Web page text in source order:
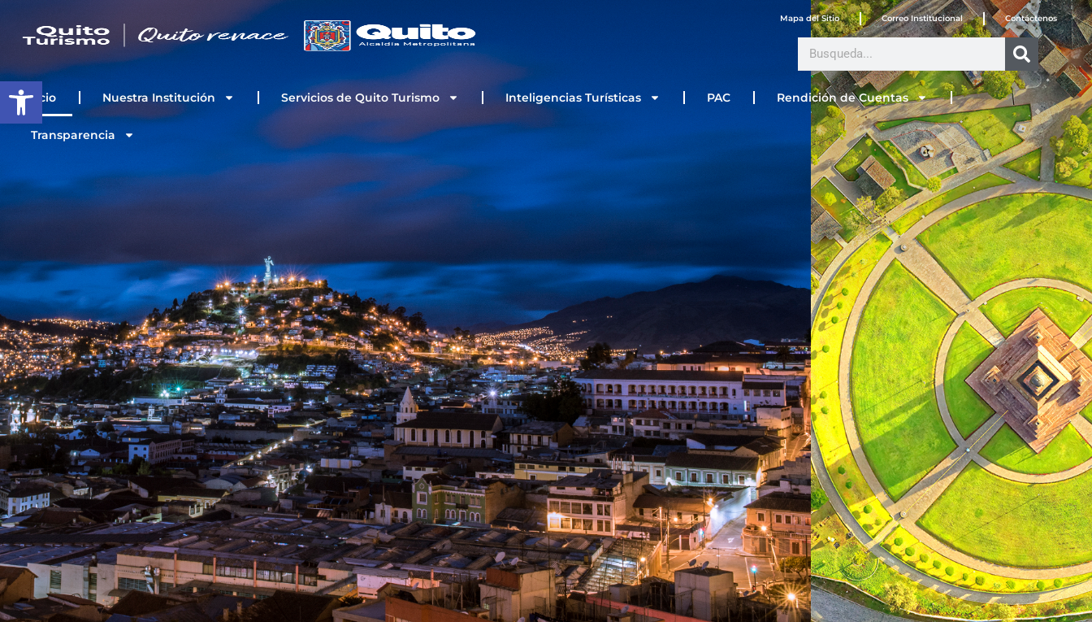
Open toolbar
Mapa del Sitio Correo Institucional Contáctenos
Inicio Nuestra Institución Servicios de Quito Turismo Inteligencias Turísticas PAC Rendición de Cuentas
Transparencia